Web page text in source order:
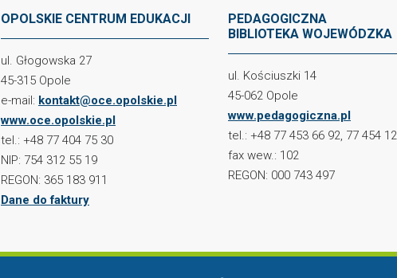
OPOLSKIE CENTRUM EDUKACJI
ul. Głogowska 27
45-315 Opole
e-mail: kontakt@oce.opolskie.pl
www.oce.opolskie.pl
tel.: +48 77 404 75 30
NIP: 754 312 55 19
REGON: 365 183 911
Dane do faktury
PEDAGOGICZNA
BIBLIOTEKA WOJEWÓDZKA
ul. Kościuszki 14
45-062 Opole
www.pedagogiczna.pl
tel.: +48 77 453 66 92, 77 454
fax wew.: 102
REGON: 000 743 497